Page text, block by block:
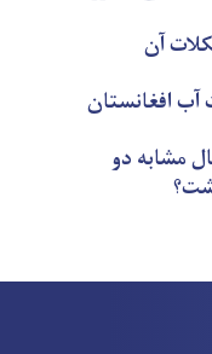
آن
افغانستان
مشابه دو